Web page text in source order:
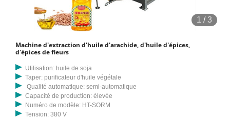
1 /3
Machine d'extraction d'huile d'arachide, d'huile d'épices,
d'épices de fleurs
Utilisation: huile de soja
Taper: purificateur d'huile végétale
Qualité automatique: semi-automatique
Capacité de production: élevée
Numéro de modèle: HT-SORM
Tension: 380 V